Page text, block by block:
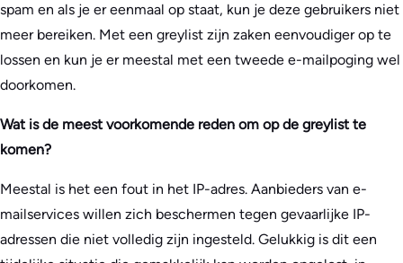
spam en als je er eenmaal op staat, kun je deze gebruikers niet
meer bereiken. Met een greylist zijn zaken eenvoudiger op te
lossen en kun je er meestal met een tweede e-mailpoging wel
doorkomen.
Wat is de meest voorkomende reden om op de greylist te
komen?
Meestal is het een fout in het IP-adres. Aanbieders van e-
mailservices willen zich beschermen tegen gevaarlijke IP-
adressen die niet volledig zijn ingesteld. Gelukkig is dit een